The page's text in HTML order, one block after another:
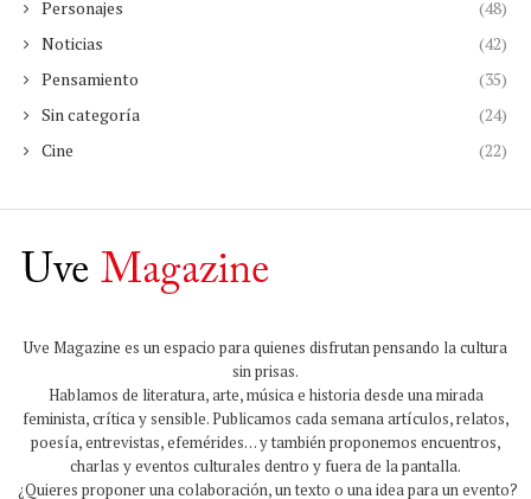
Personajes
(48)
Noticias
(42)
Pensamiento
(35)
Sin categoría
(24)
Cine
(22)
Uve Magazine es un espacio para quienes disfrutan pensando la cultura
sin prisas.
Hablamos de literatura, arte, música e historia desde una mirada
feminista, crítica y sensible. Publicamos cada semana artículos, relatos,
poesía, entrevistas, efemérides… y también proponemos encuentros,
charlas y eventos culturales dentro y fuera de la pantalla.
¿Quieres proponer una colaboración, un texto o una idea para un evento?